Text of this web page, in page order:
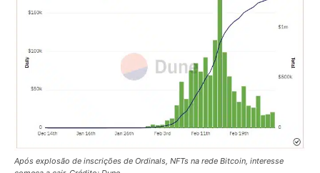
Após explosão de inscrições de Ordinals, NFTs na rede Bitcoin, interesse